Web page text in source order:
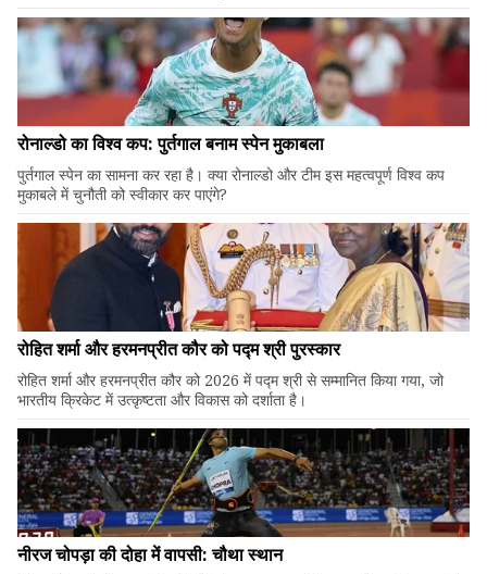
रोनाल्डो का विश्व कप: पुर्तगाल बनाम स्पेन मुकाबला
पुर्तगाल स्पेन का सामना कर रहा है। क्या रोनाल्डो और टीम इस महत्वपूर्ण विश्व कप
मुकाबले में चुनौती को स्वीकार कर पाएंगे?
रोहित शर्मा और हरमनप्रीत कौर को पद्म श्री पुरस्कार
रोहित शर्मा और हरमनप्रीत कौर को 2026 में पद्म श्री से सम्मानित किया गया, जो
भारतीय क्रिकेट में उत्कृष्टता और विकास को दर्शाता है।
नीरज चोपड़ा की दोहा में वापसी: चौथा स्थान